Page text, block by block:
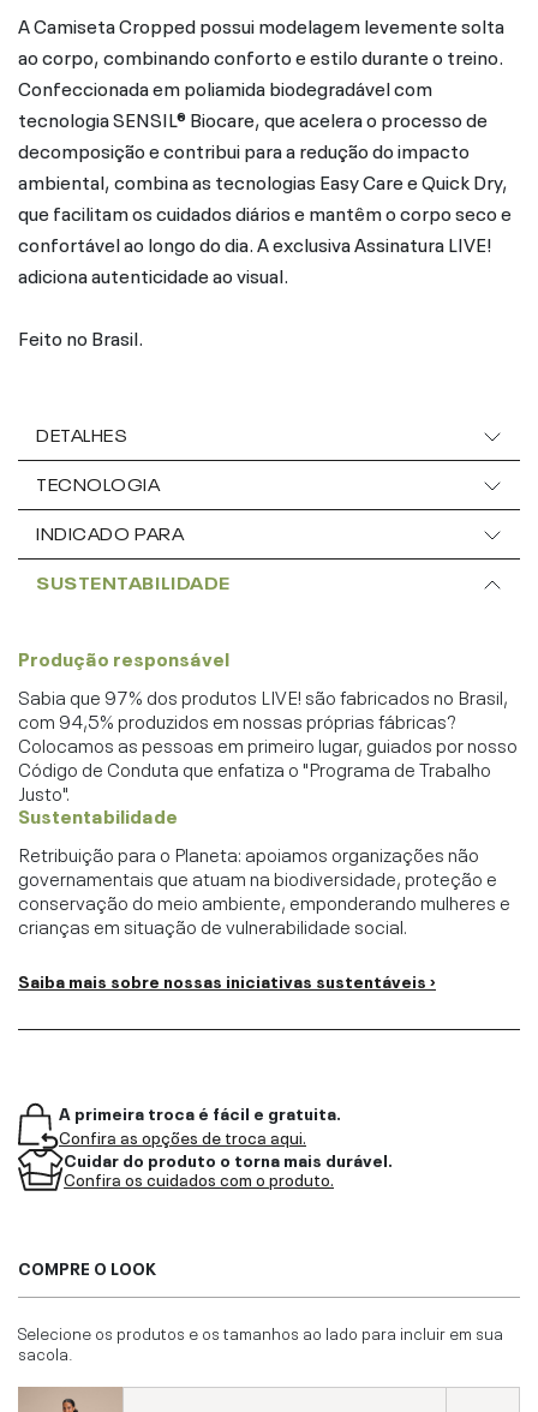
A Camiseta Cropped possui modelagem levemente solta
ao corpo, combinando conforto e estilo durante o treino.
Confeccionada em poliamida biodegradável com
tecnologia SENSIL® Biocare, que acelera o processo de
decomposição e contribui para a redução do impacto
ambiental, combina as tecnologias Easy Care e Quick Dry,
que facilitam os cuidados diários e mantêm o corpo seco e
confortável ao longo do dia. A exclusiva Assinatura LIVE!
adiciona autenticidade ao visual.
Feito no Brasil.
DETALHES
TECNOLOGIA
INDICADO PARA
SUSTENTABILIDADE
Produção responsável
Sabia que 97% dos produtos LIVE! são fabricados no Brasil,
com 94,5% produzidos em nossas próprias fábricas?
Colocamos as pessoas em primeiro lugar, guiados por nosso
Código de Conduta que enfatiza o "Programa de Trabalho
Justo".
Sustentabilidade
Retribuição para o Planeta: apoiamos organizações não
governamentais que atuam na biodiversidade, proteção e
conservação do meio ambiente, emponderando mulheres e
crianças em situação de vulnerabilidade social.
Saiba mais sobre nossas iniciativas sustentáveis ›
A primeira troca é fácil e gratuita.
Confira as opções de troca aqui.
Cuidar do produto o torna mais durável.
Confira os cuidados com o produto.
COMPRE O LOOK
Selecione os produtos e os tamanhos ao lado para incluir em sua
sacola.